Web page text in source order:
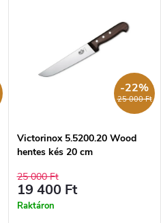
25 000 Ft
-22%
Victorinox 5.5200.20 Wood
hentes kés 20 cm
25 000 Ft
19 400 Ft
Raktáron